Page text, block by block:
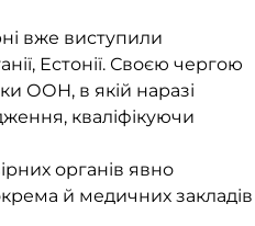
вже виступили
Естонії. Своєю чергою
ООН, в якій наразі
кваліфікуючи
органів явно
й медичних закладів